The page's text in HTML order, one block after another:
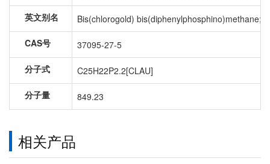
英文别名
Bis(chlorogold)
CAS号
37095-27-5
分子式
C25H22P2.2[CLAU]
分子量
849.23
相关产品